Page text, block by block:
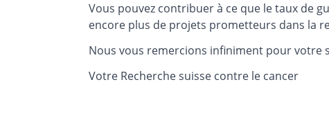
Vous pouvez contribuer à ce que le taux de
encore plus de projets prometteurs dans la
Nous vous remercions infiniment pour votre
Votre Recherche suisse contre le cancer